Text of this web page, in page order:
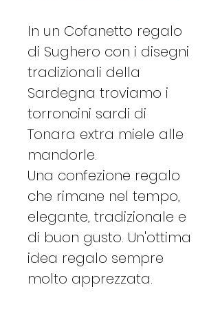
In un Cofanetto regalo
di Sughero con i disegni
tradizionali della
Sardegna troviamo i
torroncini sardi di
Tonara extra miele alle
mandorle.
Una confezione regalo
che rimane nel tempo,
elegante, tradizionale e
di buon gusto. Un'ottima
idea regalo sempre
molto apprezzata.